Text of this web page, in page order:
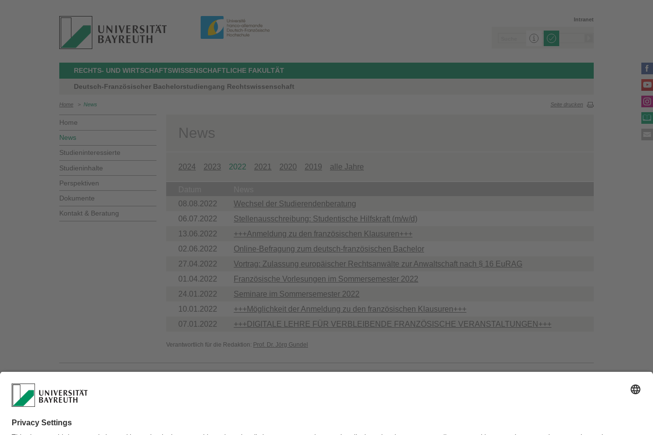
Intranet
RECHTS- UND WIRTSCHAFTSWISSENSCHAFTLICHE FAKULTÄT
Deutsch-Französischer Bachelorstudiengang Rechtswissenschaft
Home > News Seite drucken
Home
News
Studieninteressierte
Studieninhalte
Perspektiven
Dokumente
Kontakt & Beratung
News
2024 2023 2022 2021 2020 2019 alle Jahre
08.08.2022
Wechsel der Studierendenberatung
06.07.2022
Stellenausschreibung: Studentische Hilfskraft (m/w/d)
13.06.2022
+++Anmeldung zu den französischen Klausuren+++
02.06.2022
Online-Befragung zum deutsch-französischen Bachelor
27.04.2022
Vortrag: Zulassung europäischer Rechtsanwälte zur Anwaltschaft nach § 16 EuRAG
01.04.2022
Französische Vorlesungen im Sommersemester 2022
24.01.2022
Seminare im Sommersemester 2022
10.01.2022
+++Möglichkeit der Anmeldung zu den französischen Klausuren+++
07.01.2022
+++DIGITALE LEHRE FÜR VERBLEIBENDE FRANZÖSISCHE VERANSTALTUNGEN+++
Verantwortlich für die Redaktion: Prof. Dr. Jörg Gundel